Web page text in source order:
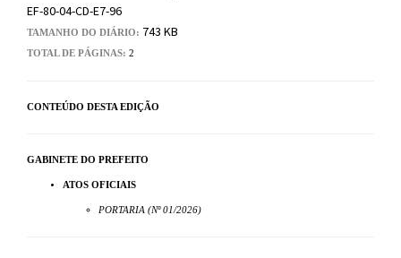
EF-80-04-CD-E7-96
TAMANHO DO DIÁRIO: 743 KB
TOTAL DE PÁGINAS: 2
CONTEÚDO DESTA EDIÇÃO
GABINETE DO PREFEITO
ATOS OFICIAIS
PORTARIA (Nº 01/2026)